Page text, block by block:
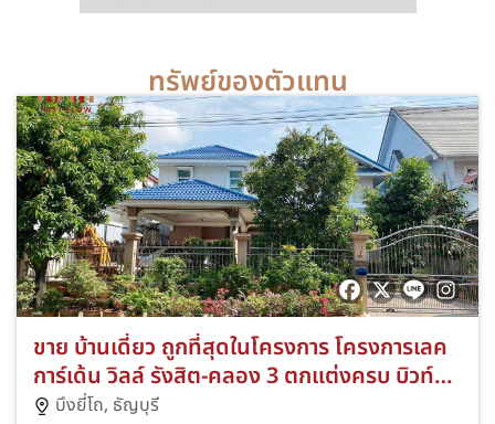
ทรัพย์ของตัวแทน
ขาย บ้านเดี่ยว ถูกที่สุดในโครงการ โครงการเลค
การ์เด้น วิลล์ รังสิต-คลอง 3 ตกแต่งครบ บิวท์อิน
ห้องครัว พร้อมอยู่ ใกล้ฟิวเจอร์พาร์ค รังสิต
บึงยี่โถ, ธัญบุรี